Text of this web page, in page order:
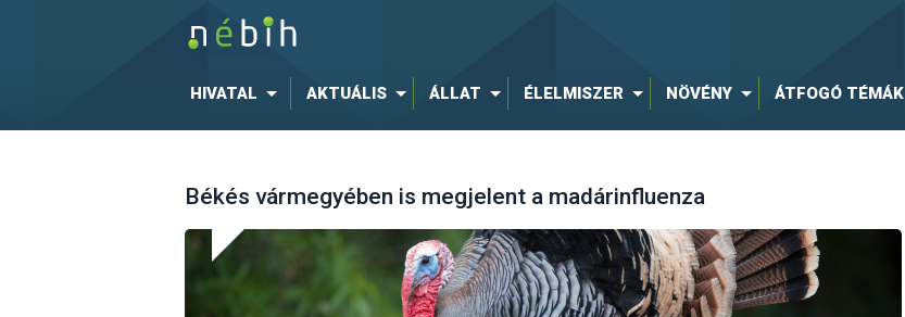
HIVATAL AKTUÁLIS ÁLLAT ÉLELMISZER NÖVÉNY ÁTFOGÓ TÉMÁK
Békés vármegyében is megjelent a madárinfluenza